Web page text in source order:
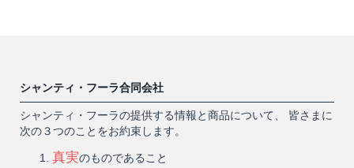
シャンティ・フーラ合同会社
シャンティ・フーラの提供する情報と商品について、 皆さまに
次の３つのことをお約束します。
真実のものであること